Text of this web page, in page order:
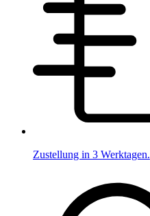
Zustellung in 3 Werktagen.